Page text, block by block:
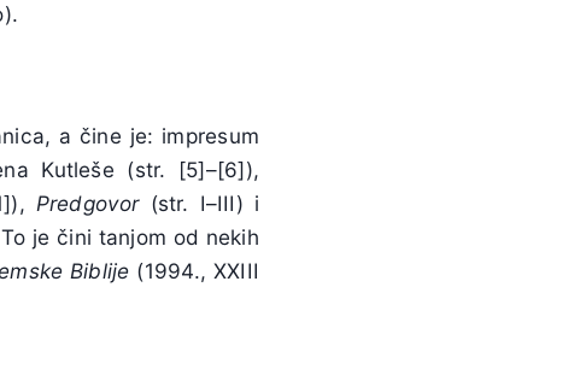
a čine je: impresum
Kutleše (str. [5]–[6]),
Predgovor(str. I–III) i
je čini tanjom od nekih
Biblije (1994., XXIII